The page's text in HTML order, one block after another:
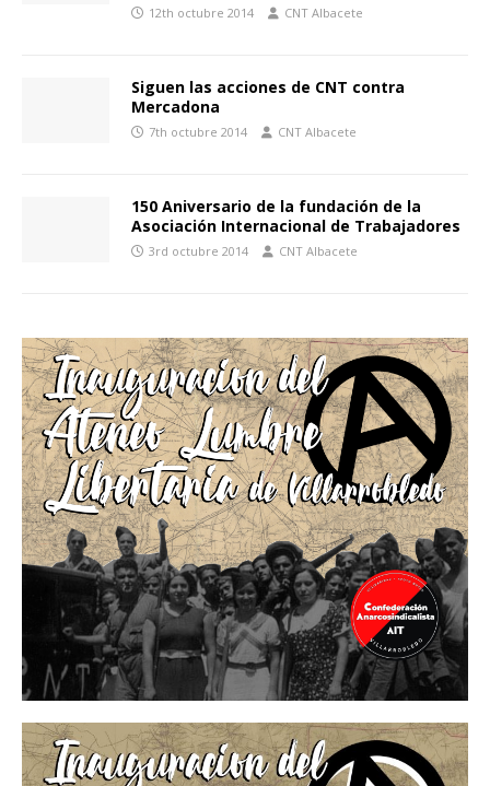
12th octubre 2014 CNT Albacete
Siguen las acciones de CNT contra
Mercadona
7th octubre 2014 CNT Albacete
150 Aniversario de la fundación de la
Asociación Internacional de Trabajadores
3rd octubre 2014 CNT Albacete